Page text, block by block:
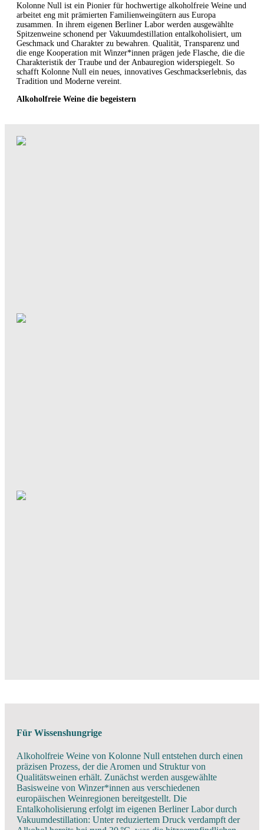
Kolonne Null ist ein Pionier für hochwertige alkoholfreie Weine und
arbeitet eng mit prämierten Familienweingütern aus Europa
zusammen. In ihrem eigenen Berliner Labor werden ausgewählte
Spitzenweine schonend per Vakuumdestillation entalkoholisiert, um
Geschmack und Charakter zu bewahren. Qualität, Transparenz und
die enge Kooperation mit Winzer*innen prägen jede Flasche, die die
Charakteristik der Traube und der Anbauregion widerspiegelt. So
schafft Kolonne Null ein neues, innovatives Geschmackserlebnis, das
Tradition und Moderne vereint.
Alkoholfreie Weine die begeistern
Für Wissenshungrige
Alkoholfreie Weine von Kolonne Null entstehen durch einen
präzisen Prozess, der die Aromen und Struktur von
Qualitätsweinen erhält. Zunächst werden ausgewählte
Basisweine von Winzer*innen aus verschiedenen
europäischen Weinregionen bereitgestellt. Die
Entalkoholisierung erfolgt im eigenen Berliner Labor durch
Vakuumdestillation: Unter reduziertem Druck verdampft der